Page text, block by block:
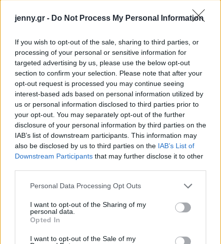
jenny.gr - Do Not Process My Personal Information
If you wish to opt-out of the sale, sharing to third parties, or
processing of your personal or sensitive information for
targeted advertising by us, please use the below opt-out
section to confirm your selection. Please note that after your
opt-out request is processed you may continue seeing
interest-based ads based on personal information utilized by
us or personal information disclosed to third parties prior to
your opt-out. You may separately opt-out of the further
disclosure of your personal information by third parties on the
IAB’s list of downstream participants. This information may
also be disclosed by us to third parties on the IAB’s List of
Downstream Participants that may further disclose it to other
Please note that this website/app uses one or more Google
not limited to your visit or usage behaviour. You may click to
grant or deny consent to Google and its third-party tags to
use your data for below specified purposes in below Google
consent section.
Personal Data Processing Opt Outs
I want to opt-out of the Sharing of my
personal data.
Opted In
I want to opt-out of the Sale of my
ΔΙΑΒΑΖΟΝΤΑΙ ΤΩΡΑ
Το gadget από τα IKEA που κοστίζει κάτω από 2
ευρώ και θα βάλει σε τάξη το ντουλάπι της
κουζίνας σου
3-3-3 rule: Ο κανόνας που θα αλλάξει τον τρόπο
που ντύνεσαι
συνήθως κολλημένα στη μαμά τους